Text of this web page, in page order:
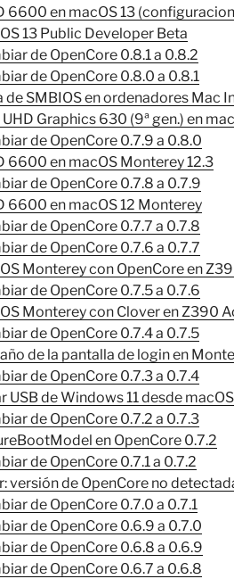
6600 en macOS 13
13 Public Developer Beta
de OpenCore 0.8.1 a 0.8.2
de OpenCore 0.8.0 a 0.8.1
de SMBIOS en ordenadores Mac
Graphics 630 (9ª gen.) en
de OpenCore 0.7.9 a 0.8.0
6600 en macOS Monterey 12.3
de OpenCore 0.7.8 a 0.7.9
6600 en macOS 12 Monterey
de OpenCore 0.7.7 a 0.7.8
de OpenCore 0.7.6 a 0.7.7
Monterey con OpenCore en
de OpenCore 0.7.5 a 0.7.6
Monterey con Clover en Z390
de OpenCore 0.7.4 a 0.7.5
de la pantalla de login en
de OpenCore 0.7.3 a 0.7.4
USB de Windows 11 desde macOS
de OpenCore 0.7.2 a 0.7.3
en OpenCore 0.7.2
de OpenCore 0.7.1 a 0.7.2
versión de OpenCore no
de OpenCore 0.7.0 a 0.7.1
de OpenCore 0.6.9 a 0.7.0
de OpenCore 0.6.8 a 0.6.9
de OpenCore 0.6.7 a 0.6.8